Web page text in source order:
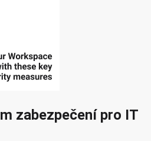
zabezpečení pro IT